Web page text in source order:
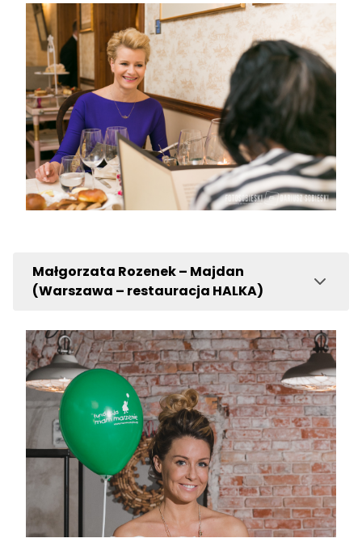
Małgorzata Rozenek – Majdan
(Warszawa – restauracja HALKA)